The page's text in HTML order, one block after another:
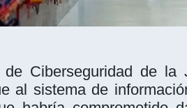
Ciberseguridad de la
al sistema de